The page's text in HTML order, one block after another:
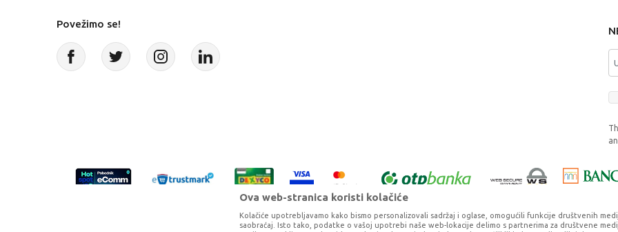
Povežimo se!
Ova web-stranica koristi kolačiće
Kolačiće upotrebljavamo kako bismo personalizovali sadržaj i oglase, omogućili funkcije društvenih
saobraćaj. Isto tako, podatke o vašoj upotrebi naše web-lokacije delimo s partnerima za društvene